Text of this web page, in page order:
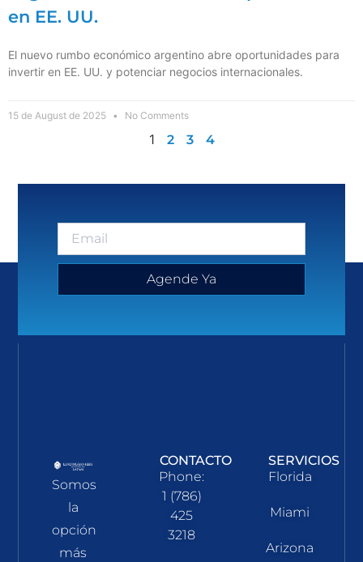
en EE. UU.
El nuevo rumbo económico argentino abre oportunidades para
invertir en EE. UU. y potenciar negocios internacionales.
15 de August de 2025 No Comments
1 2 3 4
Agende Ya
Somos
la
opción
más
CONTACTO
Phone:
1 (786)
425
3218
SERVICIOS
Florida
Miami
Arizona